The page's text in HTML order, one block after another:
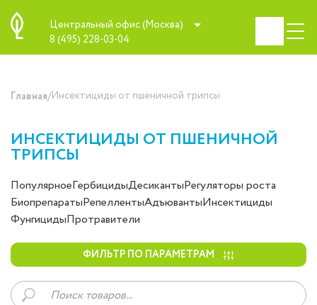
Центральный офис (Москва)
8 (495) 228-03-04
Главная/Инсектициды от пшеничной трипсы
ИНСЕКТИЦИДЫ ОТ ПШЕНИЧНОЙ
ТРИПСЫ
ПопулярноеГербицидыДесикантыРегуляторы роста
БиопрепаратыРепеллентыАдъювантыИнсектициды
ФунгицидыПротравители
ФИЛЬТР ПО ПАРАМЕТРАМ
Поиск